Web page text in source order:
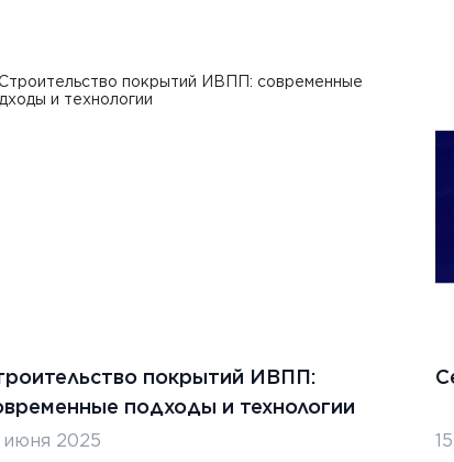
покрытий ИВПП:
подходы и технологии
июня 2025